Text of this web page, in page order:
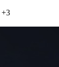
+3